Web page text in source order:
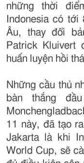
những thời
Indonesia có
Âu, thay đổi
Patrick Kluivert
huấn luyện hồi
Những cầu thủ
bàn thắng
11 này, đã tạo
Jakarta là khi
World Cup, sẽ